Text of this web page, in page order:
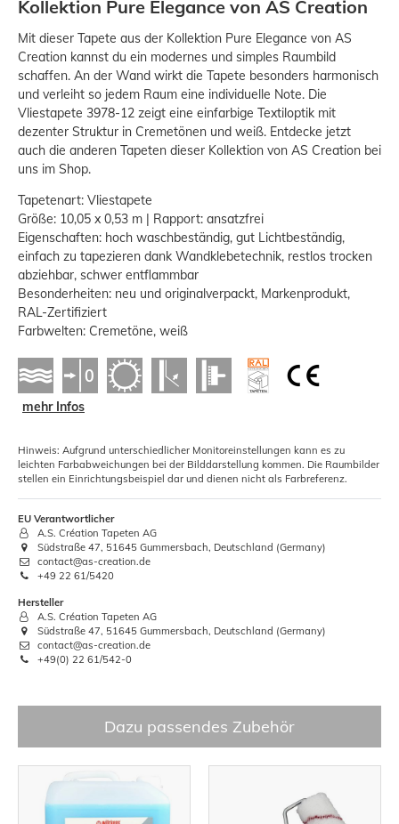
Kollektion Pure Elegance von AS Creation
Mit dieser Tapete aus der Kollektion Pure Elegance von AS
Creation kannst du ein modernes und simples Raumbild
schaffen. An der Wand wirkt die Tapete besonders harmonisch
und verleiht so jedem Raum eine individuelle Note. Die
Vliestapete 3978-12 zeigt eine einfarbige Textiloptik mit
dezenter Struktur in Cremetönen und weiß. Entdecke jetzt
auch die anderen Tapeten dieser Kollektion von AS Creation bei
uns im Shop.
Tapetenart: Vliestapete
Größe: 10,05 x 0,53 m | Rapport: ansatzfrei
Eigenschaften: hoch waschbeständig, gut Lichtbeständig,
einfach zu tapezieren dank Wandklebetechnik, restlos trocken
abziehbar, schwer entflammbar
Besonderheiten: neu und originalverpackt, Markenprodukt,
RAL-Zertifiziert
Farbwelten: Cremetöne, weiß
mehr Infos
Hinweis: Aufgrund unterschiedlicher Monitoreinstellungen kann es zu
leichten Farbabweichungen bei der Bilddarstellung kommen. Die Raumbilder
stellen ein Einrichtungsbeispiel dar und dienen nicht als Farbreferenz.
EU Verantwortlicher
A.S. Création Tapeten AG
Südstraße 47, 51645 Gummersbach, Deutschland (Germany)
contact@as-creation.de
+49 22 61/5420
Hersteller
A.S. Création Tapeten AG
Südstraße 47, 51645 Gummersbach, Deutschland (Germany)
contact@as-creation.de
+49(0) 22 61/542-0
Dazu passendes Zubehör